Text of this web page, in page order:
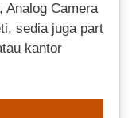
Analog Camera
sedia juga part
kantor